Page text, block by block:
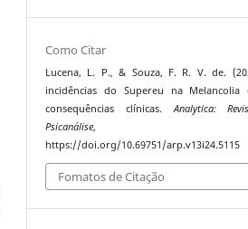
Como Citar
Lucena, L. P., & Souza, F. R. V. de.
incidências do Supereu na Melancolia
consequências clínicas.Analytica:
Psicanálise,
https://doi.org/10.69751/arp.v13i24.5115
Fomatos de Citação